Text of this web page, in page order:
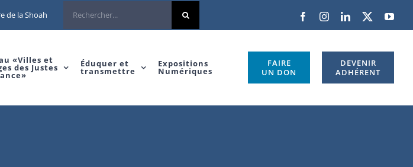
de la Shoah
«Villes et
des Justes Éduquer et
transmettre
Expositions
Numériques
FAIRE
UN DON
DEVENIR
ADHÉRENT